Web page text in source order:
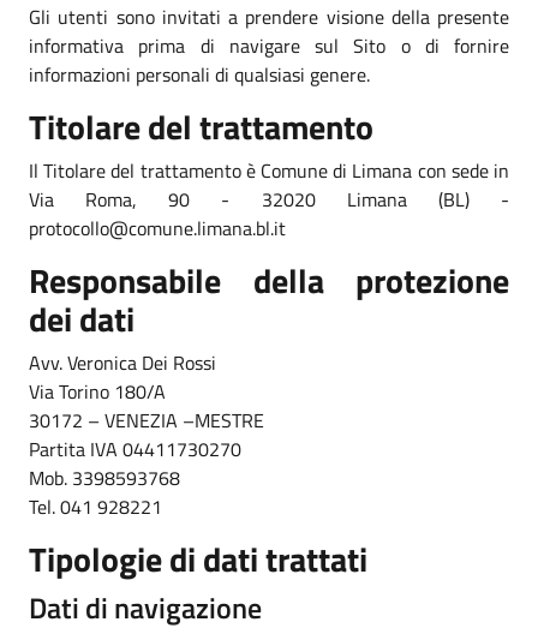
Gli utenti sono invitati a prendere visione della presente
informativa prima di navigare sul Sito o di fornire
informazioni personali di qualsiasi genere.
Titolare del trattamento
Il Titolare del trattamento è Comune di Limana con sede in
Via Roma, 90 - 32020 Limana (BL) -
protocollo@comune.limana.bl.it
Responsabile della protezione
dei dati
Avv. Veronica Dei Rossi
Via Torino 180/A
30172 – VENEZIA –MESTRE
Partita IVA 04411730270
Mob. 3398593768
Tel. 041 928221
Tipologie di dati trattati
Dati di navigazione